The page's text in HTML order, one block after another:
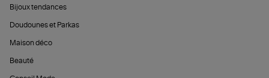
Bijoux tendances
Doudounes et Parkas
Maison déco
Beauté